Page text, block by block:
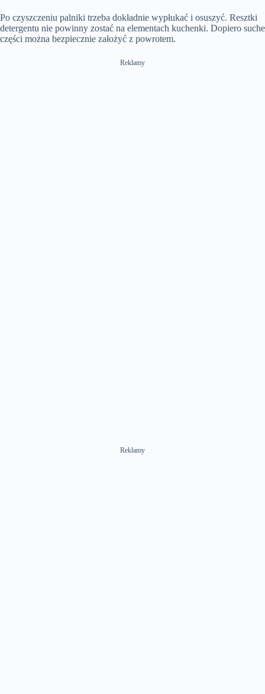
Po czyszczeniu palniki trzeba dokładnie wypłukać i osuszyć. Resztki
detergentu nie powinny zostać na elementach kuchenki. Dopiero suche
części można bezpiecznie założyć z powrotem.
Reklamy
Reklamy